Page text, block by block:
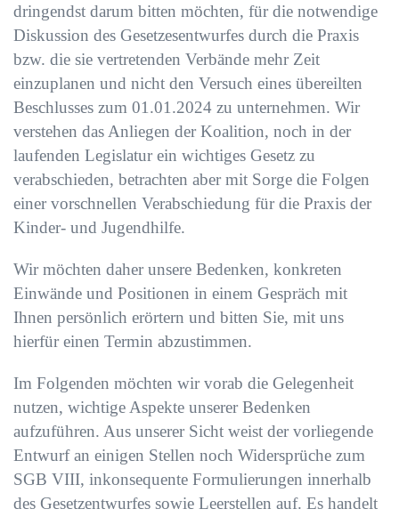
dringendst darum bitten möchten, für die notwendige
Diskussion des Gesetzesentwurfes durch die Praxis
bzw. die sie vertretenden Verbände mehr Zeit
einzuplanen und nicht den Versuch eines übereilten
Beschlusses zum 01.01.2024 zu unternehmen. Wir
verstehen das Anliegen der Koalition, noch in der
laufenden Legislatur ein wichtiges Gesetz zu
verabschieden, betrachten aber mit Sorge die Folgen
einer vorschnellen Verabschiedung für die Praxis der
Kinder- und Jugendhilfe.
Wir möchten daher unsere Bedenken, konkreten
Einwände und Positionen in einem Gespräch mit
Ihnen persönlich erörtern und bitten Sie, mit uns
hierfür einen Termin abzustimmen.
Im Folgenden möchten wir vorab die Gelegenheit
nutzen, wichtige Aspekte unserer Bedenken
aufzuführen. Aus unserer Sicht weist der vorliegende
Entwurf an einigen Stellen noch Widersprüche zum
SGB VIII, inkonsequente Formulierungen innerhalb
des Gesetzentwurfes sowie Leerstellen auf. Es handelt